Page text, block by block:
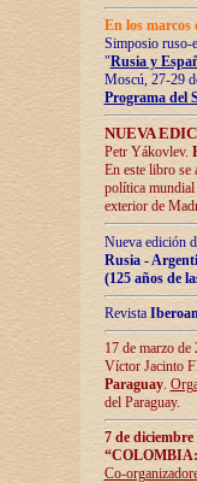
En los marcos
Simposio ruso-
"Rusia y
Moscú, 27-29
Programa del
NUEVA
Petr Yákovlev.
En este libro se
política mundial
exterior de
Nueva edición
Rusia -
(125 años de
Revista
17 de marzo
Víctor Jacinto
Paraguay.
del Paraguay.
7 de
Co-